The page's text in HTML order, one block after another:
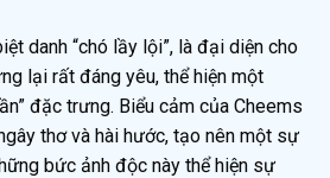
danh “chó lầy lội”, là đại diện cho
lại rất đáng yêu, thể hiện một
đặc trưng. Biểu cảm của Cheems
thơ và hài hước, tạo nên một sự
bức ảnh độc này thể hiện sự